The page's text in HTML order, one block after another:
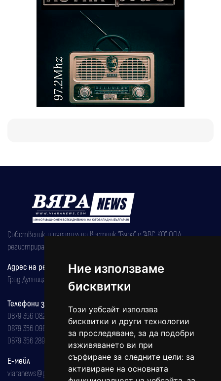
Ние използваме
бисквитки
Този уебсайт използва
бисквитки и други технологии
за проследяване, за да подобри
изживяването ви при
сърфиране за следните цели: за
активиране на основната
Собственик и издател на вестник "Вяра" е "АВС КО" ООД,
регистрирана на 08.05.2002 година.
Адрес на редакцията
Град Дупница, ул.''Христо Ботев" 43
Телефони за реклама и абонаменти
0879 356 082
0879 356 098
0879 356 289
Е-мейл
viaranews@gmail.com